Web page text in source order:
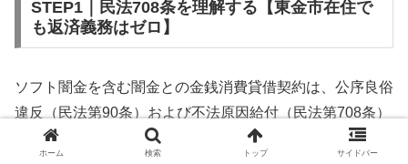
STEP1｜民法708条を理解する【東金市在住で
も返済義務はゼロ】
ソフト闇金を含む闇金との金銭消費貸借契約は、公序良俗
違反（民法第90条）および不法原因給付（民法第708条）
に該当するため、法的には無効です。東金市在住であって
ホーム 検索 トップ サイドバー